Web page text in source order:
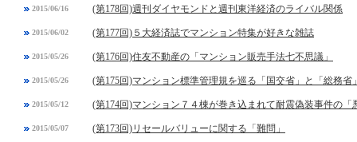
2015/06/16 (第178回)週刊ダイヤモンドと週刊東洋経済のライバル関係
2015/06/02 (第177回)５大経済誌でマンション特集が好きな雑誌
2015/05/26 (第176回)住友不動産の「マンション販売手法七不思議」
2015/05/26 (第175回)マンション標準管理規を巡る「国交省」と「総務省
2015/05/12 (第174回)マンション７４棟が巻き込まれて耐震偽装事件の「
2015/05/07 (第173回)リセールバリューに関する「難問」